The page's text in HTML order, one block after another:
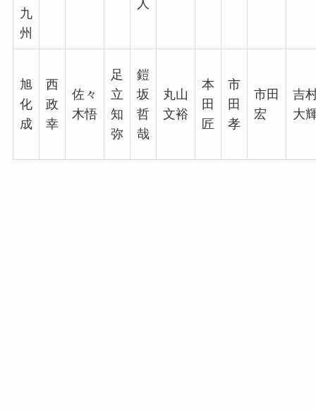
九
州
人
旭
化
成
西
政
幸
佐々
木悟
足
立
知
弥
鎧
坂
哲
哉
丸山
文裕
本
田
匠
市
田
孝
市田
宏
吉
大